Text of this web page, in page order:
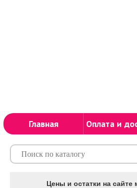
Главная Оплата и
Цены и остатки на сайте